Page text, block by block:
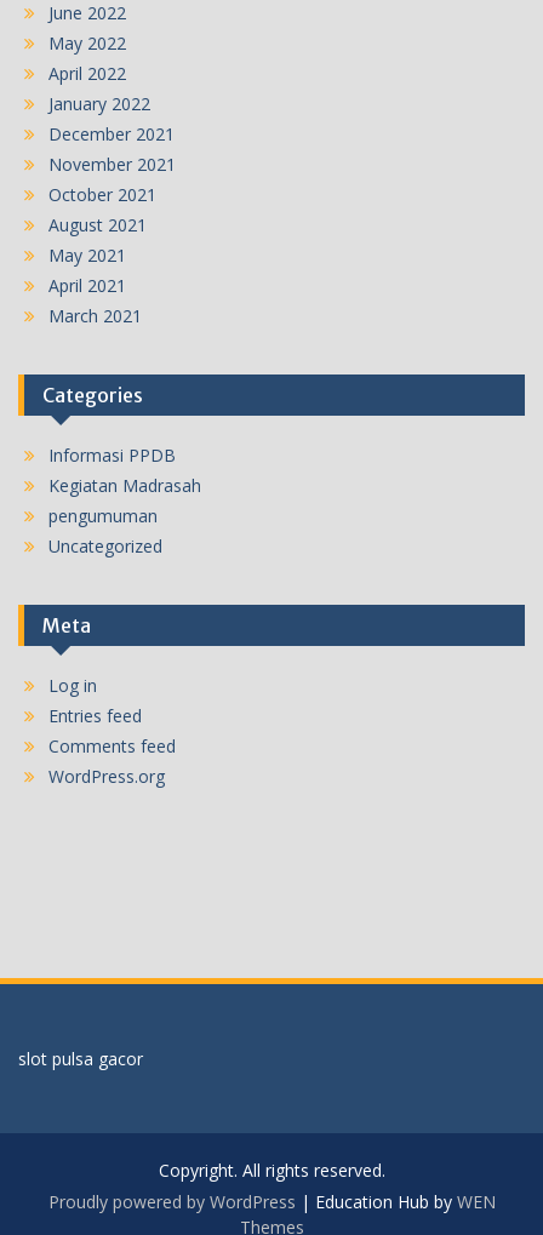
June 2022
May 2022
April 2022
January 2022
December 2021
November 2021
October 2021
August 2021
May 2021
April 2021
March 2021
Categories
Informasi PPDB
Kegiatan Madrasah
pengumuman
Uncategorized
Meta
Log in
Entries feed
Comments feed
WordPress.org
slot pulsa gacor
Copyright. All rights reserved.
Proudly powered by WordPress | Education Hub by WEN
Themes